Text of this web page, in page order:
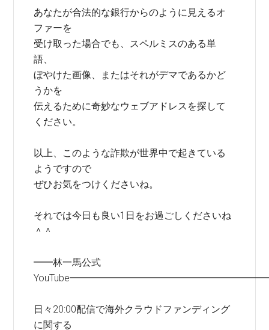
あなたが合法的な銀行からのように見えるオ
ファーを
受け取った場合でも、スペルミスのある単
語、
ぼやけた画像、またはそれがデマであるかど
うかを
伝えるために奇妙なウェブアドレスを探して
ください。
以上、このような詐欺が世界中で起きている
ようですので
ぜひお気をつけくださいね。
それでは今日も良い1日をお過ごしくださいね
＾＾
━━林一馬公式
日々20:00配信で海外クラウドファンディング
に関する